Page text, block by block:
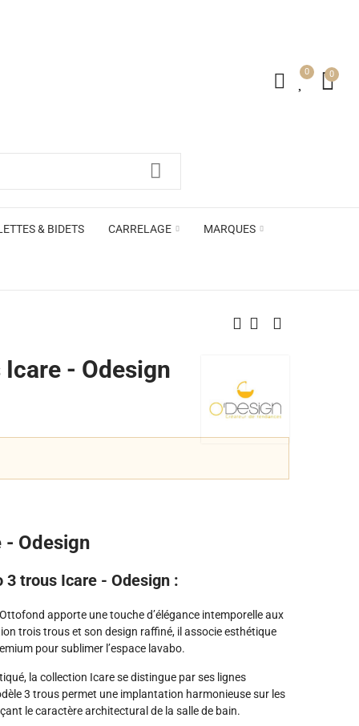
0 0
& BIDETS CARRELAGE MARQUES
ACB
- Odesign
Odesign
trous Icare - Odesign :
apporte une touche d’élégance intemporelle aux
trois trous et son design raffiné, il associe esthétique
pour sublimer l’espace lavabo.
la collection Icare se distingue par ses lignes
3 trous permet une implantation harmonieuse sur les
le caractère architectural de la salle de bain.